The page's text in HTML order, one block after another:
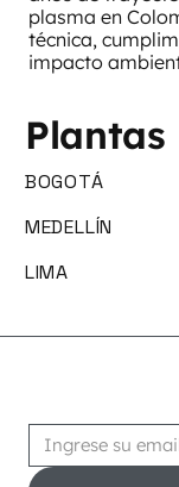
plasma en
técnica,
impacto
Plantas
BOGOTÁ
MEDELLÍN
LIMA